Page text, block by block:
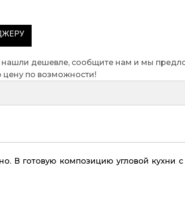
нашли дешевле, сообщите нам и мы
цену по возможности!
В готовую композицию угловой кухни